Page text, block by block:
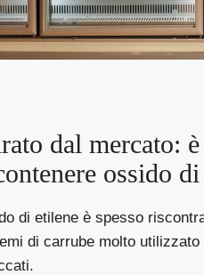
dal mercato:
ossido
di etilene è spesso
di carrube molto